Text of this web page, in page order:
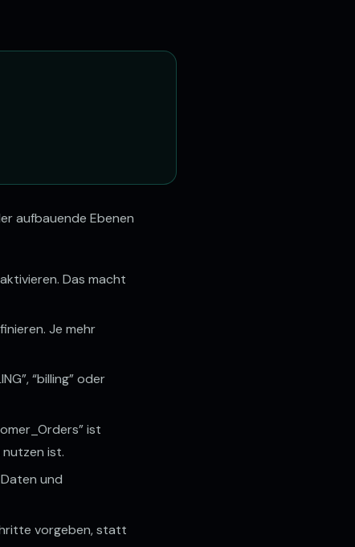
aufbauende Ebenen
Das macht
Je mehr
“billing” oder
ist
nutzen ist.
und
vorgeben, statt